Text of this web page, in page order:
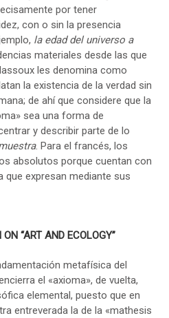
por tener
con o sin la presencia
la edad del universo a
materiales desde las que
les denomina como
la existencia de la verdad sin
de ahí que considere que la
sea una forma de
y describir parte de lo
. Para el francés, los
absolutos porque cuentan con
que expresan mediante sus
“ART AND ECOLOGY”
metafísica del
el «axioma», de vuelta,
elemental, puesto que en
entreverada la de la «mathesis